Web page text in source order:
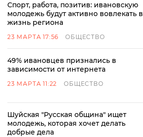
Спорт, работа, позитив: ивановскую
молодежь будут активно вовлекать в
жизнь региона
23 МАРТА 17:56 ОБЩЕСТВО
49% ивановцев признались в
зависимости от интернета
23 МАРТА 11:22 ОБЩЕСТВО
Шуйская "Русская община" ищет
молодежь, которая хочет делать
добрые дела